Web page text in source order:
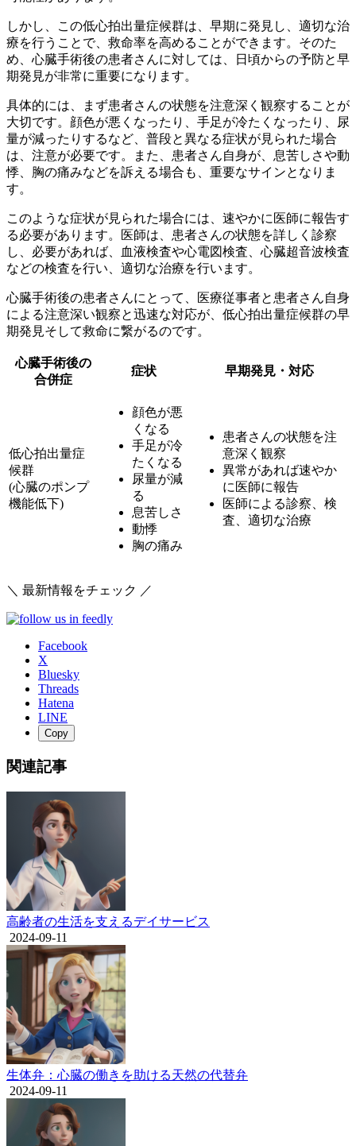
しかし、この低心拍出量症候群は、早期に発見し、適切な治
療を行うことで、救命率を高めることができます。そのた
め、心臓手術後の患者さんに対しては、
日頃からの予防と早
期発見が非常に重要になります。
具体的には、まず患者さんの状態を注意深く観察することが
大切です。顔色が悪くなったり、手足が冷たくなったり、尿
量が減ったりするなど、普段と異なる症状が見られた場合
は、注意が必要です。また、患者さん自身が、息苦しさや動
悸、胸の痛みなどを訴える場合も、重要なサインとなりま
す。
このような症状が見られた場合には、速やかに医師に報告す
る必要があります。医師は、患者さんの状態を詳しく診察
し、必要があれば、血液検査や心電図検査、心臓超音波検査
などの検査を行い、適切な治療を行います。
心臓手術後の患者さんにとって、
医療従事者と患者さん自身
による注意深い観察と迅速な対応が、低心拍出量症候群の早
期発見そして救命に繋がるのです。
心臓手術後の
合併症
症状 早期発見・対応
低心拍出量症
候群
(心臓のポンプ
機能低下)
顔色が悪
くなる
手足が冷
たくなる
尿量が減
る
息苦しさ
動悸
胸の痛み
患者さんの状態を注
意深く観察
異常があれば速やか
に医師に報告
医師による診察、検
査、適切な治療
＼ 最新情報をチェック ／
Facebook
X
Bluesky
Threads
Hatena
LINE
Copy
関連記事
高齢者の生活を支えるデイサービス
2024-09-11
生体弁：心臓の働きを助ける天然の代替弁
2024-09-11